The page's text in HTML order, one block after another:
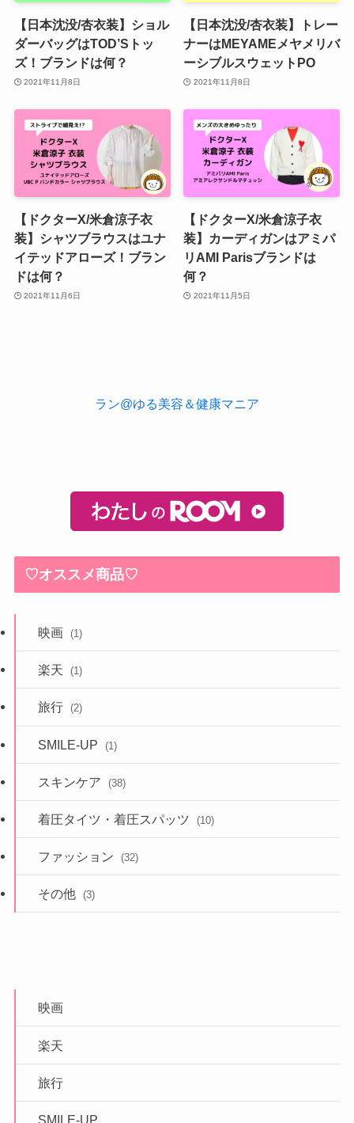
【日本沈没/杏衣装】ショル
ダーバッグはTOD’Sトッ
ズ！ブランドは何？
2021年11月8日
【日本沈没/杏衣装】トレー
ナーはMEYAMEメヤメリバ
ーシブルスウェットPO
2021年11月8日
【ドクターX/米倉涼子衣
装】シャツブラウスはユナ
イテッドアローズ！ブラン
ドは何？
2021年11月6日
【ドクターX/米倉涼子衣
装】カーディガンはアミパ
リAMI Parisブランドは
何？
2021年11月5日
ラン@ゆる美容＆健康マニア
♡オススメ商品♡
映画 (1)
楽天 (1)
旅行 (2)
SMILE-UP (1)
スキンケア (38)
着圧タイツ・着圧スパッツ (10)
ファッション (32)
その他 (3)
映画
楽天
旅行
SMILE-UP